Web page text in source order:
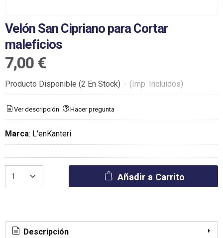
Velón San Cipriano para Cortar
maleficios
7,00 €
Producto Disponible (2 En Stock) - (Imp. Incluidos)
Ver descripción Hacer pregunta
Marca: L'enKanteri
Añadir a Carrito
Descripción